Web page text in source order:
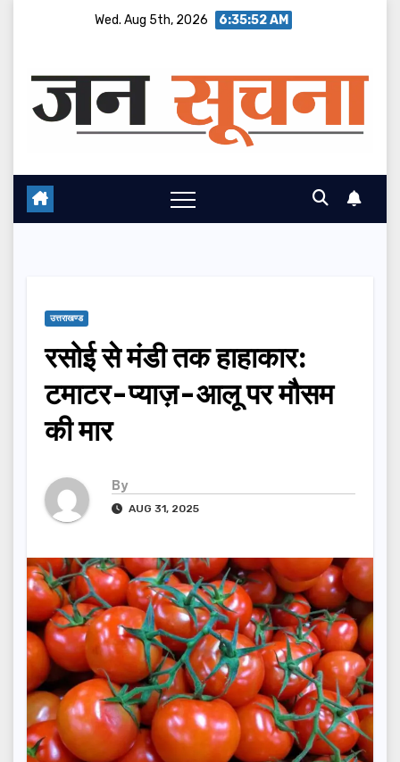
Wed. Aug 5th, 2026 6:35:53 AM
उत्तराखण्ड
रसोई से मंडी तक हाहाकार:
टमाटर-प्याज़-आलू पर मौसम
की मार
By
AUG 31, 2025